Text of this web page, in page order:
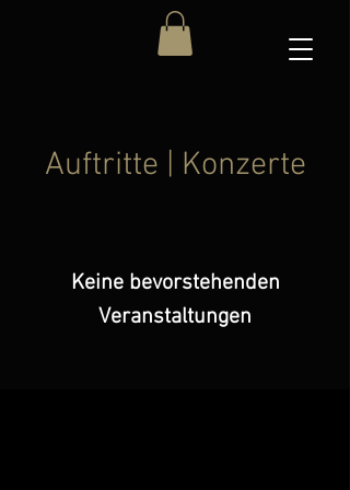
Auftritte | Konzerte
Keine bevorstehenden
Veranstaltungen